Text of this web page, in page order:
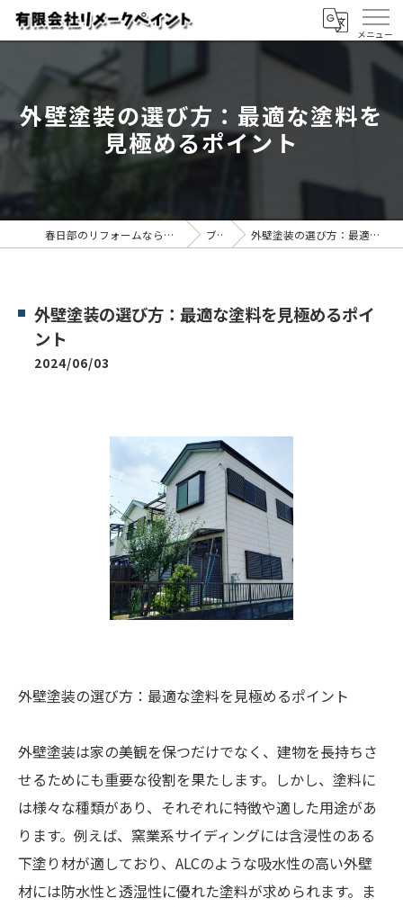
外壁塗装の選び方：最適な塗料を
見極めるポイント
春日部のリフォームなら有限会社リメークペイント ブログ 外壁塗装の選び方：最適な塗料を見極めるポイント
外壁塗装の選び方：最適な塗料を見極めるポイ
ント
2024/06/03
外壁塗装の選び方：最適な塗料を見極めるポイント
外壁塗装は家の美観を保つだけでなく、建物を長持ちさ
せるためにも重要な役割を果たします。しかし、塗料に
は様々な種類があり、それぞれに特徴や適した用途があ
ります。例えば、窯業系サイディングには含浸性のある
下塗り材が適しており、ALCのような吸水性の高い外壁
材には防水性と透湿性に優れた塗料が求められます。ま